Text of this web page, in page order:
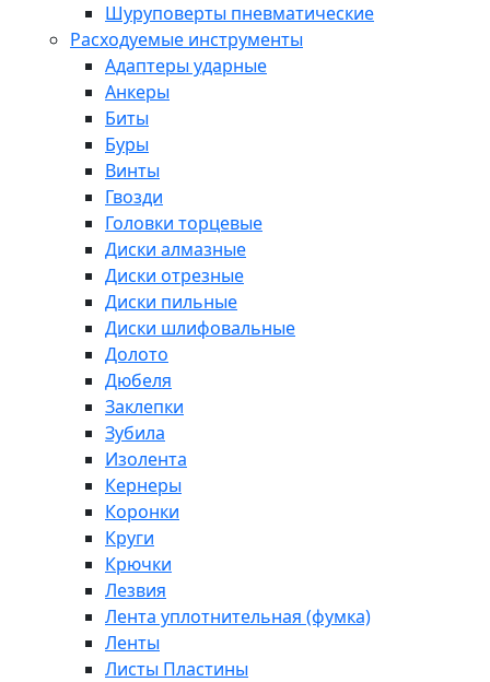
Шуруповерты пневматические
Расходуемые инструменты
Адаптеры ударные
Анкеры
Биты
Буры
Винты
Гвозди
Головки торцевые
Диски алмазные
Диски отрезные
Диски пильные
Диски шлифовальные
Долото
Дюбеля
Заклепки
Зубила
Изолента
Кернеры
Коронки
Круги
Крючки
Лезвия
Лента уплотнительная (фумка)
Ленты
Листы Пластины